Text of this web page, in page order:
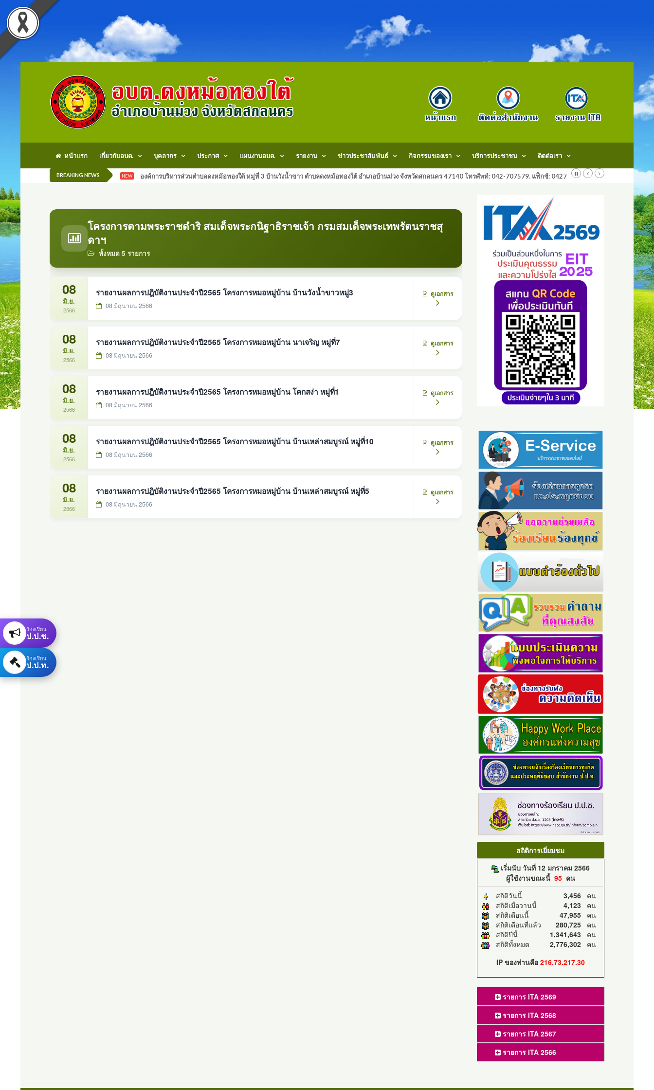
หน้าแรก เกี่ยวกับอบต. บุคลากร ประกาศ แผนงานอบต. รายงาน ข่าวประชาสัมพันธ์ กิจกรรมของเรา บริการประชาชน ติดต่อเรา
BREAKING NEWS NEW องค์การบริหารส่วนตำบลดงหม้อทองใต้ หมู่ที่ 3 บ้านวังน้ำขาว ตำบลดงหม้อทองใต้ อำเภอบ้านม่วง จังหวัดสกลนคร 47140 โทรศัพท์: 042-707579. แฟ็กช์: 042707579 E-Mail:
โครงการตามพระราชดำริ สมเด็จพระกนิฐาธิราชเจ้า กรมสมเด็จพระเทพรัตนราชสุ
ดาฯ
ทั้งหมด 5 รายการ
08
มิ.ย.
2566
รายงานผลการปฎิบัติงานประจำปี2565 โครงการหมอหมู่บ้าน บ้านวังน้ำขาวหมู่3
08 มิถุนายน 2566
ดูเอกสาร
08
มิ.ย.
2566
รายงานผลการปฎิบัติงานประจำปี2565 โครงการหมอหมู่บ้าน นาเจริญ หมู่ที่7
08 มิถุนายน 2566
ดูเอกสาร
08
มิ.ย.
2566
รายงานผลการปฎิบัติงานประจำปี2565 โครงการหมอหมู่บ้าน โคกสง่า หมู่ที่1
08 มิถุนายน 2566
ดูเอกสาร
08
มิ.ย.
2566
รายงานผลการปฎิบัติงานประจำปี2565 โครงการหมอหมู่บ้าน บ้านเหล่าสมบูรณ์ หมู่ที่10
08 มิถุนายน 2566
ดูเอกสาร
08
มิ.ย.
2566
รายงานผลการปฎิบัติงานประจำปี2565 โครงการหมอหมู่บ้าน บ้านเหล่าสมบูรณ์ หมู่ที่5
08 มิถุนายน 2566
ดูเอกสาร
สถิติการเยี่ยมชม
เริ่มนับ วันที่ 12 มกราคม 2566
ผู้ใช้งานขณะนี้ 95คน
สถิติวันนี้
3,456คน
สถิติเมื่อวานนี้
4,123คน
สถิติเดือนนี้
47,955คน
สถิติเดือนที่แล้ว
280,725คน
สถิติปีนี้
1,341,643คน
สถิติทั้งหมด
2,776,302คน
IP ของท่านคือ 216.73.217.30
รายการ ITA 2569
รายการ ITA 2568
รายการ ITA 2567
รายการ ITA 2566
ร้องเรียน
ป.ป.ช.
ร้องเรียน
ป.ป.ท.